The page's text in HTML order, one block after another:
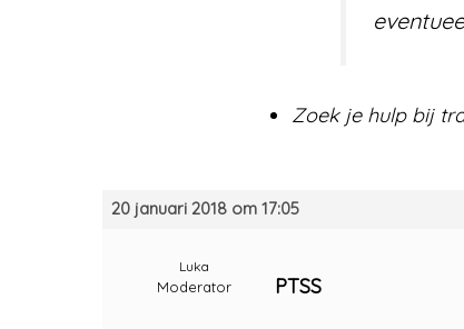
Zoek je hulp bij
20 januari 2018 om 17:05
Luka
Moderator PTSS